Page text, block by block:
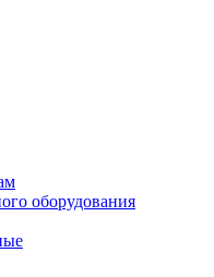
оборудования